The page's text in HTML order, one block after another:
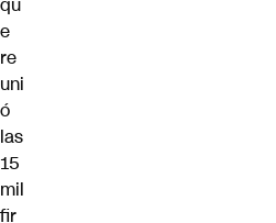
e
re
uni
ó
las
15
mil
fir